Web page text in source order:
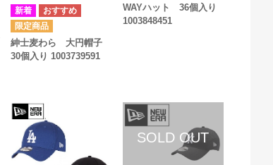
紳士麦わら 大円帽子
30個入り 1003739591
WAYハット 36個入り
1003848451